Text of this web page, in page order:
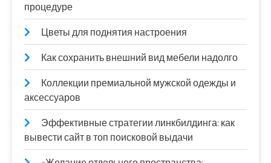
процедуре
Цветы для поднятия настроения
Как сохранить внешний вид мебели надолго
Коллекции премиальной мужской одежды и
аксессуаров
Эффективные стратегии линкбилдинга: как
вывести сайт в топ поисковой выдачи